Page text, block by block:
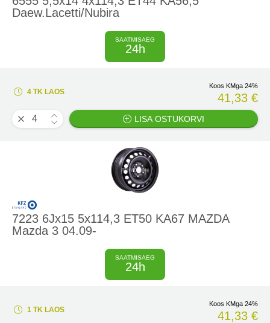
Daew.Lacetti/Nubira
SAATMISAEG
24h
4 TK LAOS
Koos KMga 24%
41,33 €
LISA OSTUKORVI
7223 6Jx15 5x114,3 ET50 KA67 MAZDA
Mazda 3 04.09-
SAATMISAEG
24h
1 TK LAOS
Koos KMga 24%
41,33 €